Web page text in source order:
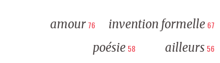
amour 76 invention formelle 67
poésie 58 ailleurs 56